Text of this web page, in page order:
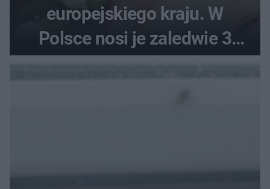
europejskiego kraju. W
Polsce nosi je zaledwie 3
kobiety